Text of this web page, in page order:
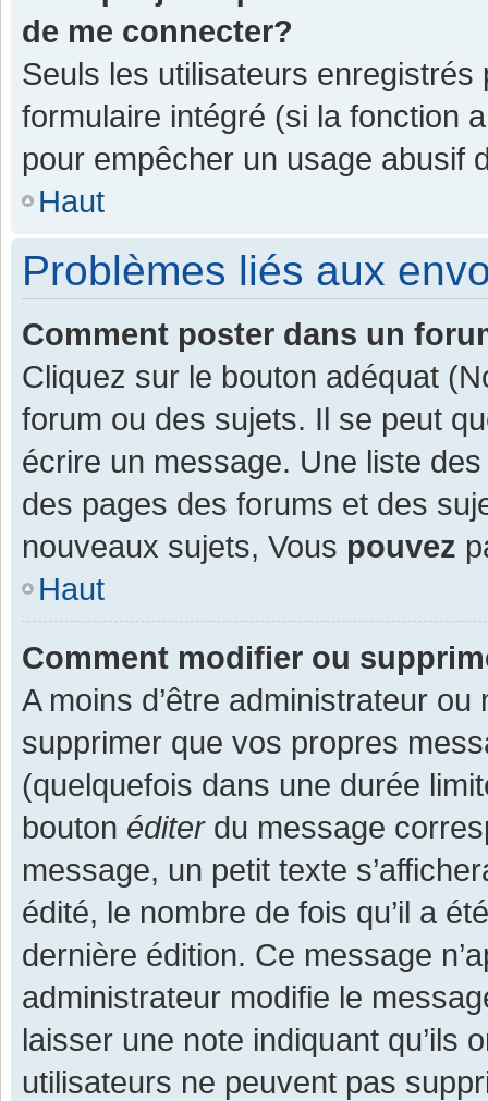
de me connecter?
Seuls les utilisateurs enregistrés
formulaire intégré (si la fonction
pour empêcher un usage abusif
Haut
Problèmes liés aux
Comment poster dans un
Cliquez sur le bouton adéquat
forum ou des sujets. Il se peut
écrire un message. Une liste
des pages des forums et des
nouveaux sujets, Vous pouvez
Haut
Comment modifier ou
A moins d’être administrateur
supprimer que vos propres
(quelquefois dans une durée
bouton éditerdu message
message, un petit texte
édité, le nombre de fois qu’il a
dernière édition. Ce message
administrateur modifie le
laisser une note indiquant qu’ils
utilisateurs ne peuvent pas